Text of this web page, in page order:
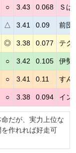
○ 3.43 0.068 Ｓ
△ 3.41 0.09 前団
◎ 3.38 0.077 テク
○ 3.42 0.105 伊勢
○ 3.41 0.11 すん
○ 3.38 0.094 イン
だが、実力上位な
作れれば好走可